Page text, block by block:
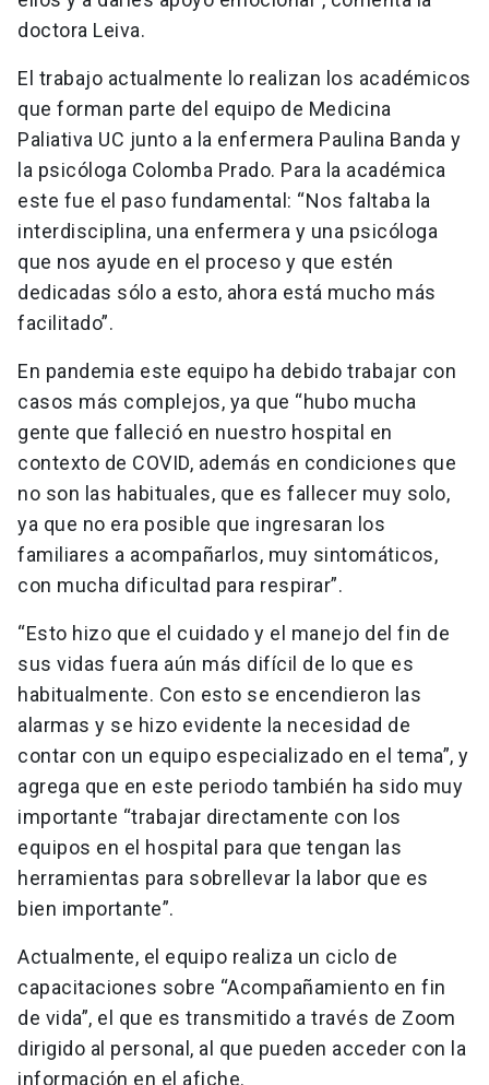
doctora Leiva.
El trabajo actualmente lo realizan los académicos
que forman parte del equipo de Medicina
Paliativa UC junto a la enfermera Paulina Banda y
la psicóloga Colomba Prado. Para la académica
este fue el paso fundamental: “Nos faltaba la
interdisciplina, una enfermera y una psicóloga
que nos ayude en el proceso y que estén
dedicadas sólo a esto, ahora está mucho más
facilitado”.
En pandemia este equipo ha debido trabajar con
casos más complejos, ya que “hubo mucha
gente que falleció en nuestro hospital en
contexto de COVID, además en condiciones que
no son las habituales, que es fallecer muy solo,
ya que no era posible que ingresaran los
familiares a acompañarlos, muy sintomáticos,
con mucha dificultad para respirar”.
“Esto hizo que el cuidado y el manejo del fin de
sus vidas fuera aún más difícil de lo que es
habitualmente. Con esto se encendieron las
alarmas y se hizo evidente la necesidad de
contar con un equipo especializado en el tema”, y
agrega que en este periodo también ha sido muy
importante “trabajar directamente con los
equipos en el hospital para que tengan las
herramientas para sobrellevar la labor que es
bien importante”.
Actualmente, el equipo realiza un ciclo de
capacitaciones sobre “Acompañamiento en fin
de vida”, el que es transmitido a través de Zoom
dirigido al personal, al que pueden acceder con la
información en el afiche.